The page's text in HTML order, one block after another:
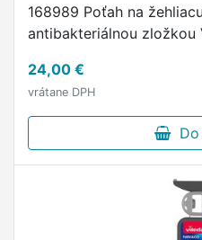
168989 Poťah na
antibakteriálnou zložkou
antibakteriálnu zložku
24,00 €
vrátane DPH
Do